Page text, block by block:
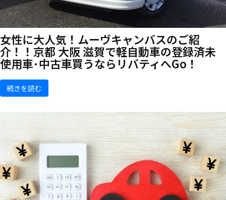
女性に大人気！ムーヴキャンバスのご紹
介！！京都 大阪 滋賀で軽自動車の登録済未
使用車･中古車買うならリバティへGo！
続きを読む